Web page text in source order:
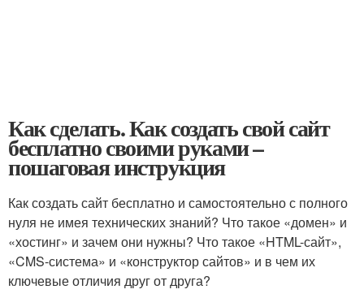
Как сделать. Как создать свой сайт
бесплатно своими руками –
пошаговая инструкция
Как создать сайт бесплатно и самостоятельно с полного
нуля не имея технических знаний? Что такое «домен» и
«хостинг» и зачем они нужны? Что такое «HTML-сайт»,
«CMS-система» и «конструктор сайтов» и в чем их
ключевые отличия друг от друга?